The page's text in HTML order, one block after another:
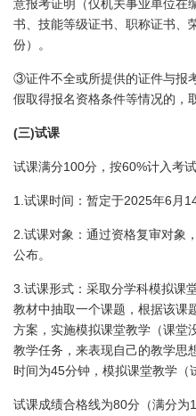
意报考证明（仅机关事业单位在
书、技能等级证书、职称证书、
份）。
③证件不全或所提供的证件与报
假取得报名资格条件等情况的，
(三)试课
试课满分100分，按60%计入考
1. 试课时间：暂定于2025年6 月
2. 试课对象：通过资格复审对象
公布。
3. 试课形式：采取分学科模拟课
教材中抽取一个课题，根据该课
方案，实施模拟课堂教学（课堂
教学任务，来表现自己的教学思
时间为45分钟，模拟课堂教学（
试课成绩合格线为80分（满分为